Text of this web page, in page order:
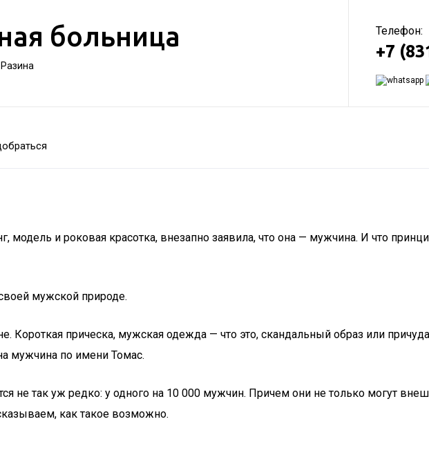
больница Телефон:
+7
и роковая красотка, внезапно заявила, что она — мужчина. И что
мужской природе.
прическа, мужская одежда — что это, скандальный образ или
мужчина по имени Томас.
не так уж редко: у одного на 10 000 мужчин. Причем они не только могут
как такое возможно.